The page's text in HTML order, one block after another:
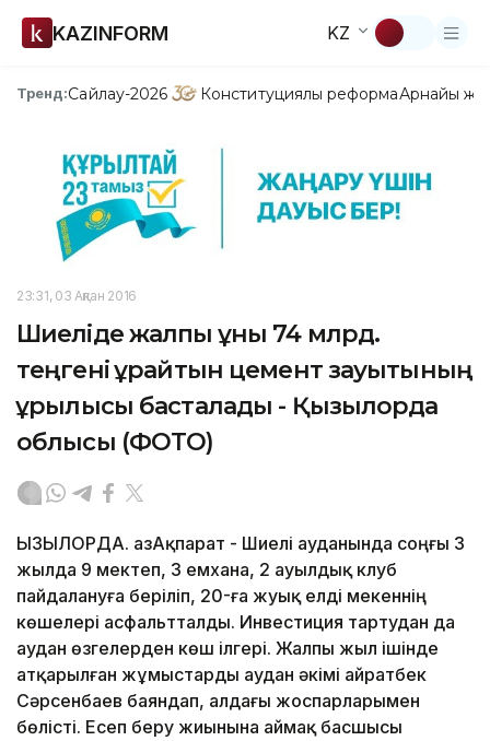
KAZINFORM KZ
Тренд:Сайлау-2026 Конституциялық реформаАрнайы
23:31, 03 Ақпан 2016
Шиеліде жалпы құны 74 млрд.
теңгені құрайтын цемент зауытының
құрылысы басталады - Қызылорда
облысы (ФОТО)
ҚЫЗЫЛОРДА. ҚазАқпарат - Шиелі ауданында соңғы 3
жылда 9 мектеп, 3 емхана, 2 ауылдық клуб
пайдалануға беріліп, 20-ға жуық елді мекеннің
көшелері асфальтталды. Инвестиция тартудан да
аудан өзгелерден көш ілгері. Жалпы жыл ішінде
атқарылған жұмыстарды аудан әкімі Қайратбек
Сәрсенбаев баяндап, алдағы жоспарларымен
бөлісті. Есеп беру жиынына аймақ басшысы